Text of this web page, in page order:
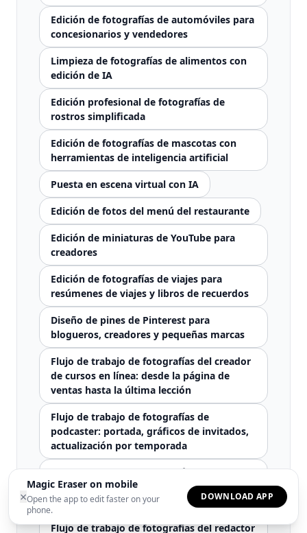
×
Magic Eraser on mobile
Open the app to edit faster on your
phone.
DOWNLOAD APP
Edición de fotografías de automóviles para
concesionarios y vendedores
Limpieza de fotografías de alimentos con
edición de IA
Edición profesional de fotografías de
rostros simplificada
Edición de fotografías de mascotas con
herramientas de inteligencia artificial
Puesta en escena virtual con IA
Edición de fotos del menú del restaurante
Edición de miniaturas de YouTube para
creadores
Edición de fotografías de viajes para
resúmenes de viajes y libros de recuerdos
Diseño de pines de Pinterest para
blogueros, creadores y pequeñas marcas
Flujo de trabajo de fotografías del creador
de cursos en línea: desde la página de
ventas hasta la última lección
Flujo de trabajo de fotografías de
podcaster: portada, gráficos de invitados,
actualización por temporada
Flujo de trabajo de fotografías de autor
autoeditadas: portadas, fotografías de
rostros, BookTok, series
Flujo de trabajo de fotografías del redactor